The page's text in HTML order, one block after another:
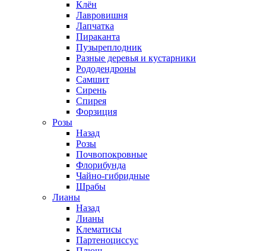
Клён
Лавровишня
Лапчатка
Пираканта
Пузыреплодник
Разные деревья и кустарники
Рододендроны
Самшит
Сирень
Спирея
Форзиция
Розы
Назад
Розы
Почвопокровные
Флорибунда
Чайно-гибридные
Шрабы
Лианы
Назад
Лианы
Клематисы
Партеноциссус